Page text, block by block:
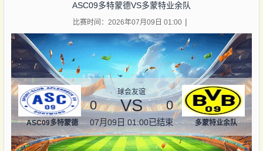
像
闻
ASC09多特蒙德VS多蒙特业余队
比赛时间：2026年07月09日 01:00
ASC09多特蒙德
球会友谊
0 VS 0
07月09日 01:00已结束 多蒙特业余队